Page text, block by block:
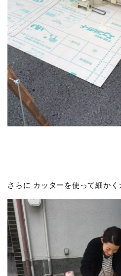
さらに カッターを使って細かく